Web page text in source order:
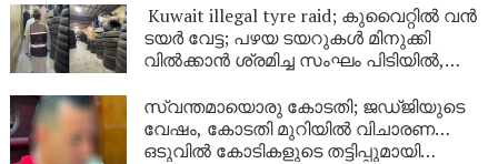
ഉടൻ
Kuwait illegal tyre raid; കുവൈറ്റിൽ വൻ
ടയർ വേട്ട; പഴയ ടയറുകൾ മിനുക്കി
വിൽക്കാൻ ശ്രമിച്ച സംഘം പിടിയിൽ,
ടയറുകൾ
സ്വന്തമായൊരു കോടതി; ജഡ്ജിയുടെ
വേഷം, കോടതി മുറിയിൽ വിചാരണ…
ഒടുവിൽ കോടികളുടെ തട്ടിപ്പുമായി